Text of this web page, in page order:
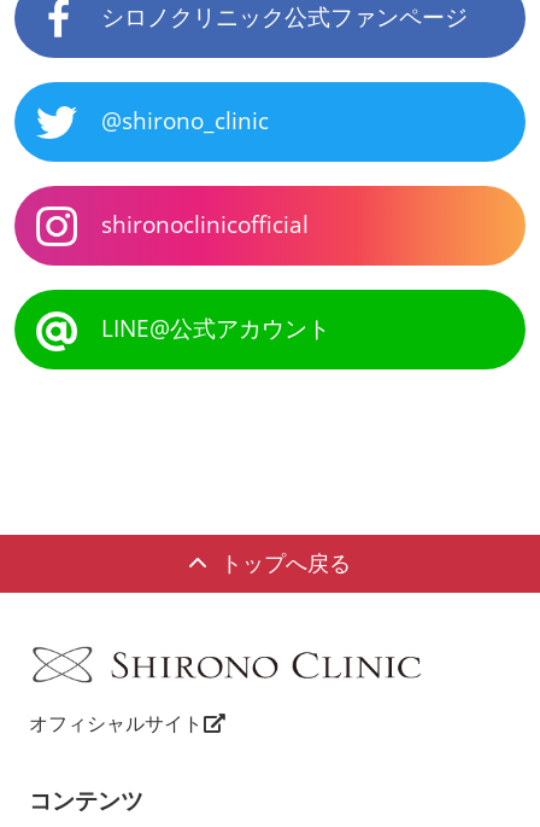
シロノクリニック公式ファンページ
@shirono_clinic
shironoclinicofficial
LINE@公式アカウント
トップへ戻る
オフィシャルサイト
コンテンツ